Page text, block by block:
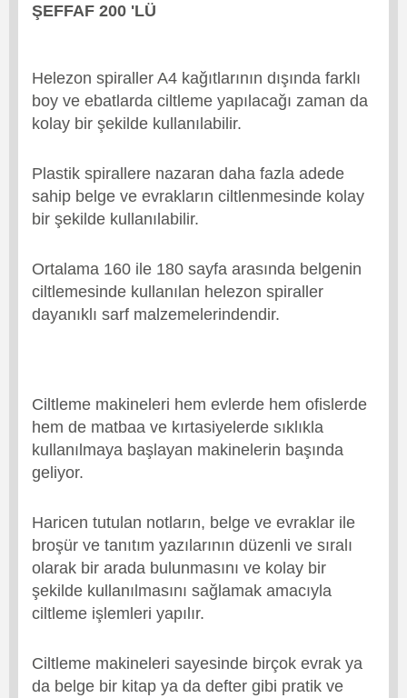
ŞEFFAF 200 'LÜ
Helezon spiraller A4 kağıtlarının dışında farklı
boy ve ebatlarda ciltleme yapılacağı zaman da
kolay bir şekilde kullanılabilir.
Plastik spirallere nazaran daha fazla adede
sahip belge ve evrakların ciltlenmesinde kolay
bir şekilde kullanılabilir.
Ortalama 160 ile 180 sayfa arasında belgenin
ciltlemesinde kullanılan helezon spiraller
dayanıklı sarf malzemelerindendir.
Ciltleme makineleri hem evlerde hem ofislerde
hem de matbaa ve kırtasiyelerde sıklıkla
kullanılmaya başlayan makinelerin başında
geliyor.
Haricen tutulan notların, belge ve evraklar ile
broşür ve tanıtım yazılarının düzenli ve sıralı
olarak bir arada bulunmasını ve kolay bir
şekilde kullanılmasını sağlamak amacıyla
ciltleme işlemleri yapılır.
Ciltleme makineleri sayesinde birçok evrak ya
da belge bir kitap ya da defter gibi pratik ve